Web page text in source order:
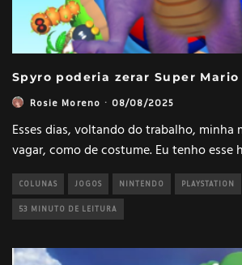
Spyro poderia zerar Super Mario
Rosie Moreno · 08/08/2025
Esses dias, voltando do trabalho, minha
vagar, como de costume. Eu tenho esse
COLUNAS JOGOS NINTENDO PLAYSTATION
53 MINUTO DE LEITURA